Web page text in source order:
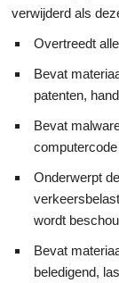
verwijderd als
Overtreedt
Bevat
patenten,
Bevat
Onderwerpt
wordt
Bevat
beledigend,